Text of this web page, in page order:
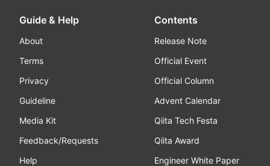
Guide & Help
About
Terms
Privacy
Guideline
Media Kit
Feedback/Requests
Help
Contents
Release Note
Official Event
Official Column
Advent Calendar
Qiita Tech Festa
Qiita Award
Engineer White Paper